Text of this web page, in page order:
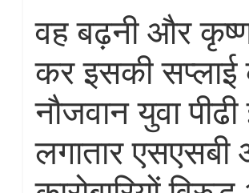
वह बढ़नी और
कर इसकी
नौजवान युवा
लगातार एसएसबी